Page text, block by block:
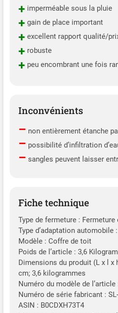
+ imperméable sous la pluie
+ gain de place important
+ excellent rapport qualité/
+ robuste
+ peu encombrant une fois
Inconvénients
– non entièrement étanche
– possibilité d’infiltration
– sangles peuvent laisser
Fiche technique
Type de fermeture : Fermeture
Type d’adaptation automobile
Modèle : Coffre de toit
Poids de l’article : 3,6
Dimensions du produit (L x l x
cm; 3,6 kilogrammes
Numéro du modèle de l’article
Numéro de série fabricant :
ASIN : B0CDXH73T4